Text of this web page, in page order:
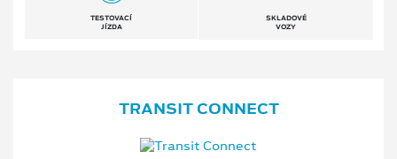
TESTOVACÍ
JÍZDA
SKLADOVÉ
VOZY
TRANSIT CONNECT